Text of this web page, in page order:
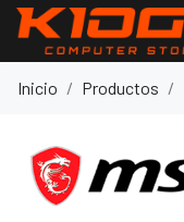
Inicio Productos